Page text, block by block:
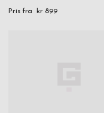
Pris fra kr 899